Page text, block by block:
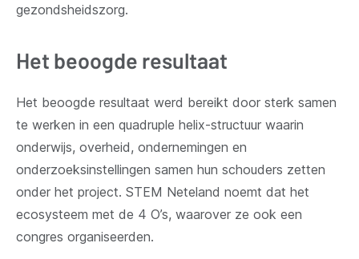
gezondsheidszorg.
Het beoogde resultaat
Het beoogde resultaat werd bereikt door sterk samen
te werken in een quadruple helix-structuur waarin
onderwijs, overheid, ondernemingen en
onderzoeksinstellingen samen hun schouders zetten
onder het project. STEM Neteland noemt dat het
ecosysteem met de 4 O’s, waarover ze ook een
congres organiseerden.